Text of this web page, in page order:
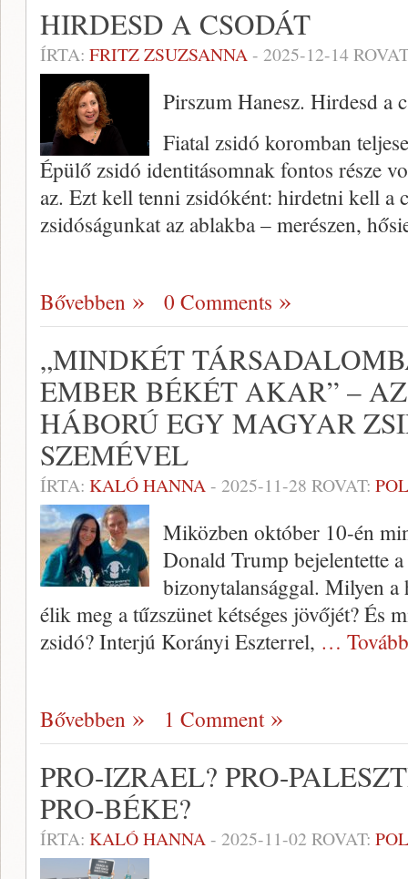
HIRDESD A CSODÁT
ÍRTA: FRITZ ZSUZSANNA- 2025-12-14
Pirszum Hanesz. Hirdesd a
Fiatal zsidó koromban
Épülő zsidó identitásomnak fontos része
az. Ezt kell tenni zsidóként: hirdetni kell a
zsidóságunkat az ablakba – merészen,
Bővebben 0 Comments
„MINDKÉT
EMBER BÉKÉT AKAR” –
HÁBORÚ EGY MAGYAR
SZEMÉVEL
ÍRTA: KALÓ HANNA- 2025-11-28 ROVAT:
Miközben október 10-én
Donald Trump bejelentette
bizonytalansággal. Milyen
élik meg a tűzszünet kétséges jövőjét? És
zsidó? Interjú Korányi Eszterrel, …
Bővebben 1 Comment
PRO-IZRAEL? PRO-
PRO-BÉKE?
ÍRTA: KALÓ HANNA- 2025-11-02 ROVAT: